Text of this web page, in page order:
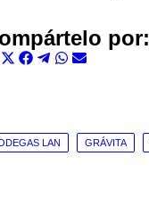
por:
Compartir
Compartir
Compartir
Compartir
Compartir
LAN GRÁVITA